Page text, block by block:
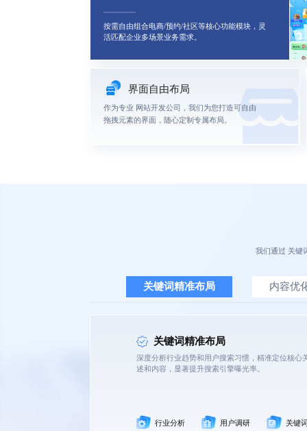
专注
按需自由组合电商/预约/社区等核心功能模块，灵
活匹配企业多场景业务需求。
界面自由布局
作为专业 网站开发公司
，我们为您打造可自由
拖拽元素的界面，随心定制专属布局。
我们通过 关键
关键词精准布局 内容优
关键词精准布局
深度分析行业趋势和用户搜索习惯，精准定位核心
述和内容，显著提升搜索引擎曝光率。
行业分析 用户调研 关键